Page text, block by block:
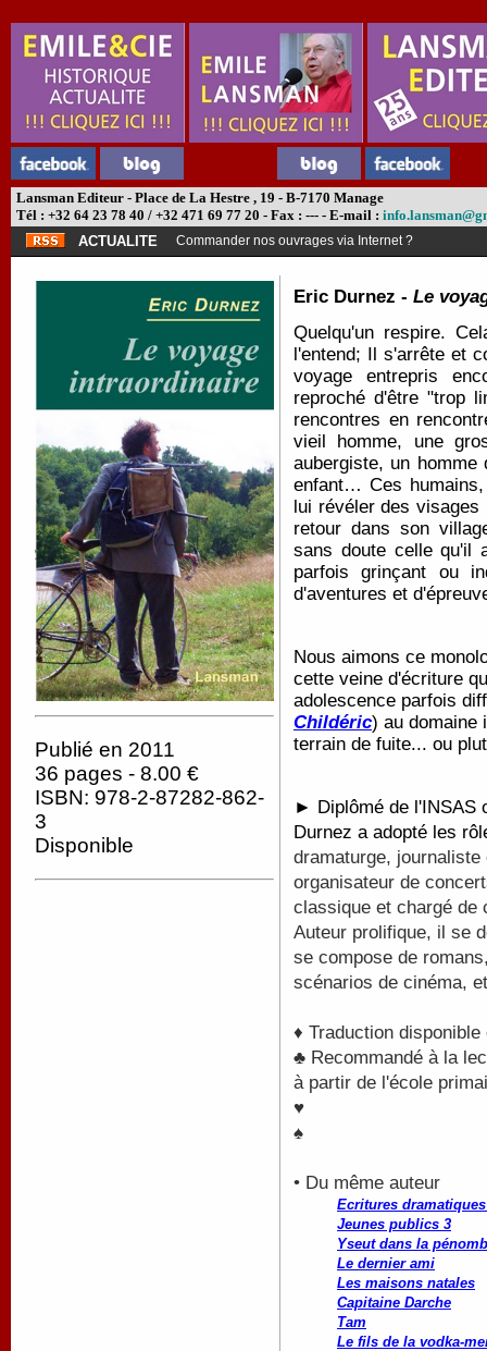
Lansman Editeur - Place de La Hestre , 19 - B-7170 Manage
Tél : +32 64 23 78 40 / +32 471 69 77 20 - Fax : --- - E-mail :
ACTUALITE
Commander nos ouvrages via Internet ?
Publié en 2011
36 pages - 8.00 €
ISBN: 978-2-87282-862-
3
Disponible
Eric Durnez - Le
Quelqu'un respire.
l'entend; Il s'arrête et
voyage entrepris
reproché d'être "trop
rencontres en
vieil homme, une
aubergiste, un
enfant… Ces
lui révéler des visages
retour dans son
sans doute celle qu'il
parfois grinçant ou
d'aventures et
Nous aimons ce
cette veine d'écriture
adolescence parfois
Childéric) au domaine
terrain de fuite... ou
► Diplômé de l'INSAS
Durnez a adopté les
dramaturge,
organisateur de
classique et chargé de
Auteur prolifique, il se
se compose de
scénarios de cinéma,
♦ Traduction
♣ Recommandé à la
à partir de l'école
♥
♠
• Du même auteur
Ecritures
Jeunes publics 3
Yseut dans la
Le dernier ami
Les maisons natales
Capitaine Darche
Tam
Le fils de la vodka-